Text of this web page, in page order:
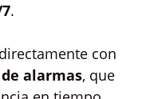
.
con
alarmas, que